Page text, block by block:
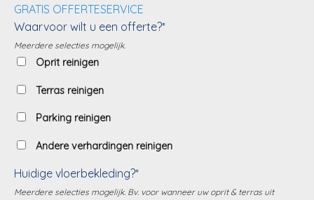
GRATIS OFFERTESERVICE
Waarvoor wilt u een offerte?*
Meerdere selecties mogelijk.
Oprit reinigen
Terras reinigen
Parking reinigen
Andere verhardingen reinigen
Huidige vloerbekleding?*
Meerdere selecties mogelijk. Bv. voor wanneer uw oprit & terras uit